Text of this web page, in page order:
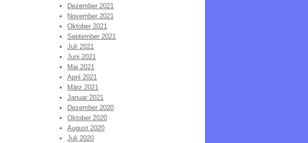
Dezember 2021
November 2021
Oktober 2021
September 2021
Juli 2021
Juni 2021
Mai 2021
April 2021
März 2021
Januar 2021
Dezember 2020
Oktober 2020
August 2020
Juli 2020